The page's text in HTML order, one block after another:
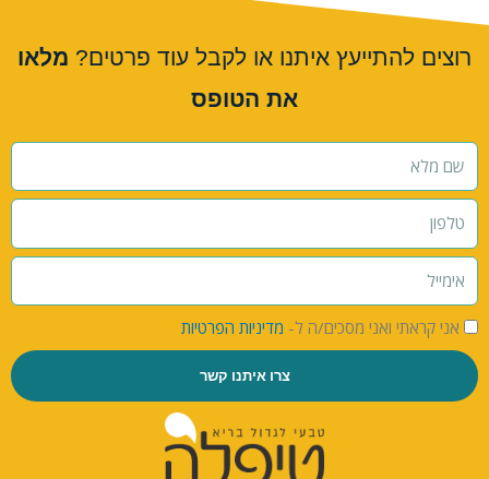
רוצים להתייעץ איתנו או לקבל עוד פרטים? מלאו
את הטופס
אני קראתי ואני מסכים/ה ל- מדיניות הפרטיות
צרו איתנו קשר